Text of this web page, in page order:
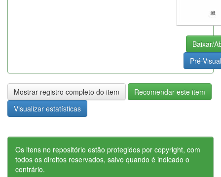
Baixar/
Pré-
Mostrar registro completo do item
Recomendar este item
Visualizar estatísticas
Os itens no repositório estão protegidos por copyright, com
todos os direitos reservados, salvo quando é indicado o
contrário.